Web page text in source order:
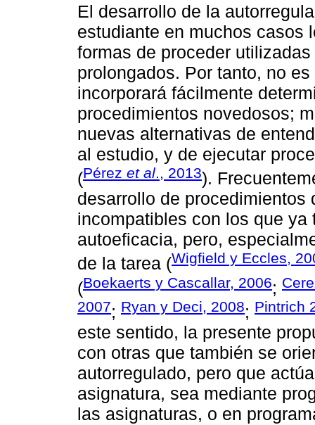
El desarrollo de la
estudiante en muchos casos
formas de proceder
prolongados. Por tanto, no
incorporará fácilmente
procedimientos novedosos;
nuevas alternativas de
al estudio, y de ejecutar
(Pérez et al., 2013).
desarrollo de procedimientos
incompatibles con los que
autoeficacia, pero,
de la tarea (Wigfield y Eccles,
(Boekaerts y Cascallar, 2006;
2007; Ryan y Deci, 2008; Pintrich
este sentido, la presente
con otras que también se
autorregulado, pero que
asignatura, sea mediante
las asignaturas, o en